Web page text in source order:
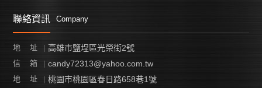
聯絡資訊 Company
地 址 高雄市鹽埕區光榮街2號
信 箱 candy72313@yahoo.com.tw
地 址 桃園市桃園區春日路658巷1號